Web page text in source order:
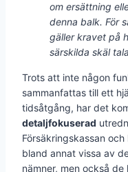
om ersättning
denna balk. För
gäller kravet på
särskilda skäl
Trots att inte någon
sammanfattas till ett
tidsåtgång, har det
detaljfokuserad
Försäkringskassan
bland annat vissa av
nämner, men också